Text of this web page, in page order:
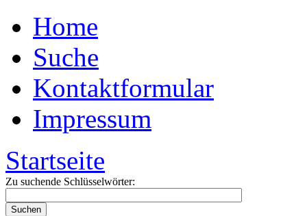
Home
Suche
Kontaktformular
Impressum
Startseite
Zu suchende Schlüsselwörter: